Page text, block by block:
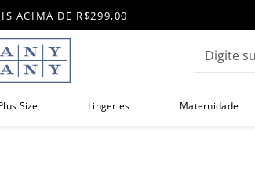
ACIMA DE R$299,00
Size Lingeries Maternidade